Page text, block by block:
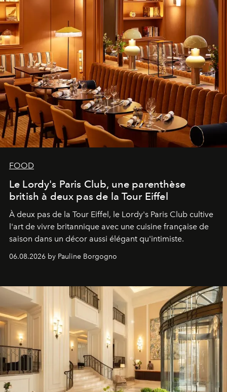
FOOD
Le Lordy's Paris Club, une parenthèse
british à deux pas de la Tour Eiffel
À deux pas de la Tour Eiffel, le Lordy's Paris Club cultive
l'art de vivre britannique avec une cuisine française de
saison dans un décor aussi élégant qu'intimiste.
06.08.2026 by Pauline Borgogno